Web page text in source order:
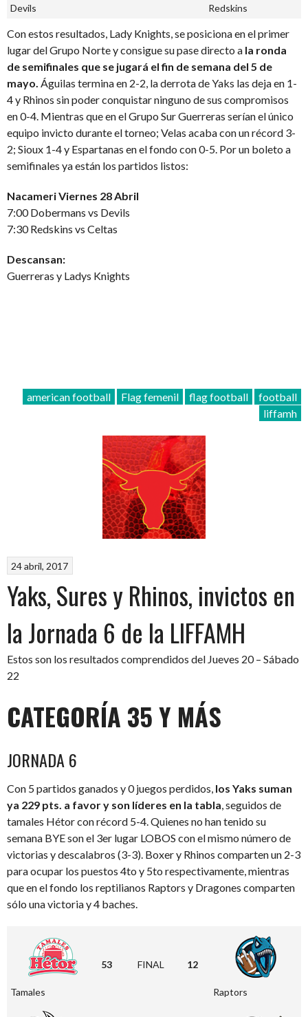
Devils Redskins
Con estos resultados, Lady Knights, se posiciona en el primer
lugar del Grupo Norte y consigue su pase directo a la ronda
de semifinales que se jugará el fin de semana del 5 de
mayo. Águilas termina en 2-2, la derrota de Yaks las deja en 1-
4 y Rhinos sin poder conquistar ninguno de sus compromisos
en 0-4. Mientras que en el Grupo Sur Guerreras serían el único
equipo invicto durante el torneo; Velas acaba con un récord 3-
2; Sioux 1-4 y Espartanas en el fondo con 0-5. Por un boleto a
semifinales ya están los partidos listos:
Nacameri Viernes 28 Abril
7:00 Dobermans vs Devils
7:30 Redskins vs Celtas
Descansan:
Guerreras y Ladys Knights
american football Flag femenil flag football
football
liffamh
24 abril, 2017
Yaks, Sures y Rhinos, invictos en
la Jornada 6 de la LIFFAMH
Estos son los resultados comprendidos del Jueves 20 – Sábado
22
CATEGORÍA 35 Y MÁS
JORNADA 6
Con 5 partidos ganados y 0 juegos perdidos, los Yaks suman
ya 229 pts. a favor y son líderes en la tabla, seguidos de
tamales Hétor con récord 5-4. Quienes no han tenido su
semana BYE son el 3er lugar LOBOS con el mismo número de
victorias y descalabros (3-3). Boxer y Rhinos comparten un 2-3
para ocupar los puestos 4to y 5to respectivamente, mientras
que en el fondo los reptilianos Raptors y Dragones comparten
sólo una victoria y 4 baches.
Tamales
53 FINAL 12
Raptors